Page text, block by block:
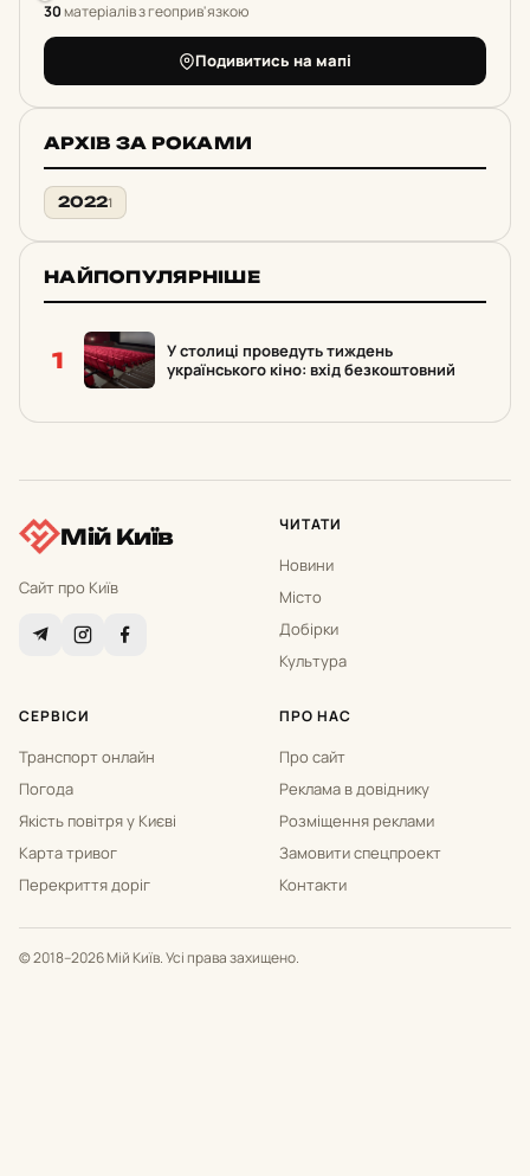
30матеріалів з геоприв'язкою
Подивитись на мапі
АРХІВ ЗА РОКАМИ
20221
НАЙПОПУЛЯРНІШЕ
1
У столиці проведуть тиждень
українського кіно: вхід безкоштовний
Мій Київ
Сайт про Київ
ЧИТАТИ
Новини
Місто
Добірки
Культура
СЕРВІСИ
Транспорт онлайн
Погода
Якість повітря у Києві
Карта тривог
Перекриття доріг
ПРО НАС
Про сайт
Реклама в довіднику
Розміщення реклами
Замовити спецпроект
Контакти
© 2018–2026 Мій Київ. Усі права захищено.